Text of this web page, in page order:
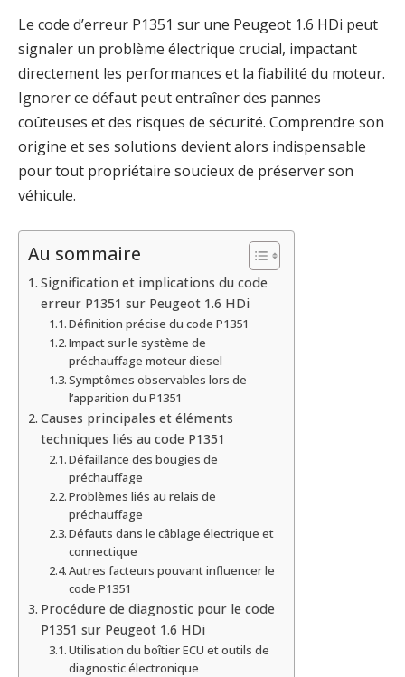
Le code d’erreur P1351 sur une Peugeot 1.6 HDi peut
signaler un problème électrique crucial, impactant
directement les performances et la fiabilité du moteur.
Ignorer ce défaut peut entraîner des pannes
coûteuses et des risques de sécurité. Comprendre son
origine et ses solutions devient alors indispensable
pour tout propriétaire soucieux de préserver son
véhicule.
Au sommaire
Signification et implications du code
erreur P1351 sur Peugeot 1.6 HDi
Définition précise du code P1351
Impact sur le système de
préchauffage moteur diesel
Symptômes observables lors de
l’apparition du P1351
Causes principales et éléments
techniques liés au code P1351
Défaillance des bougies de
préchauffage
Problèmes liés au relais de
préchauffage
Défauts dans le câblage électrique et
connectique
Autres facteurs pouvant influencer le
code P1351
Procédure de diagnostic pour le code
P1351 sur Peugeot 1.6 HDi
Utilisation du boîtier ECU et outils de
diagnostic électronique